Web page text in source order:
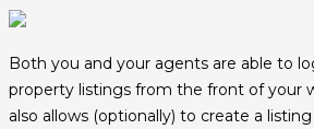
Both you and your agents are able to
property listings from the front of your
also allows (optionally) to create a